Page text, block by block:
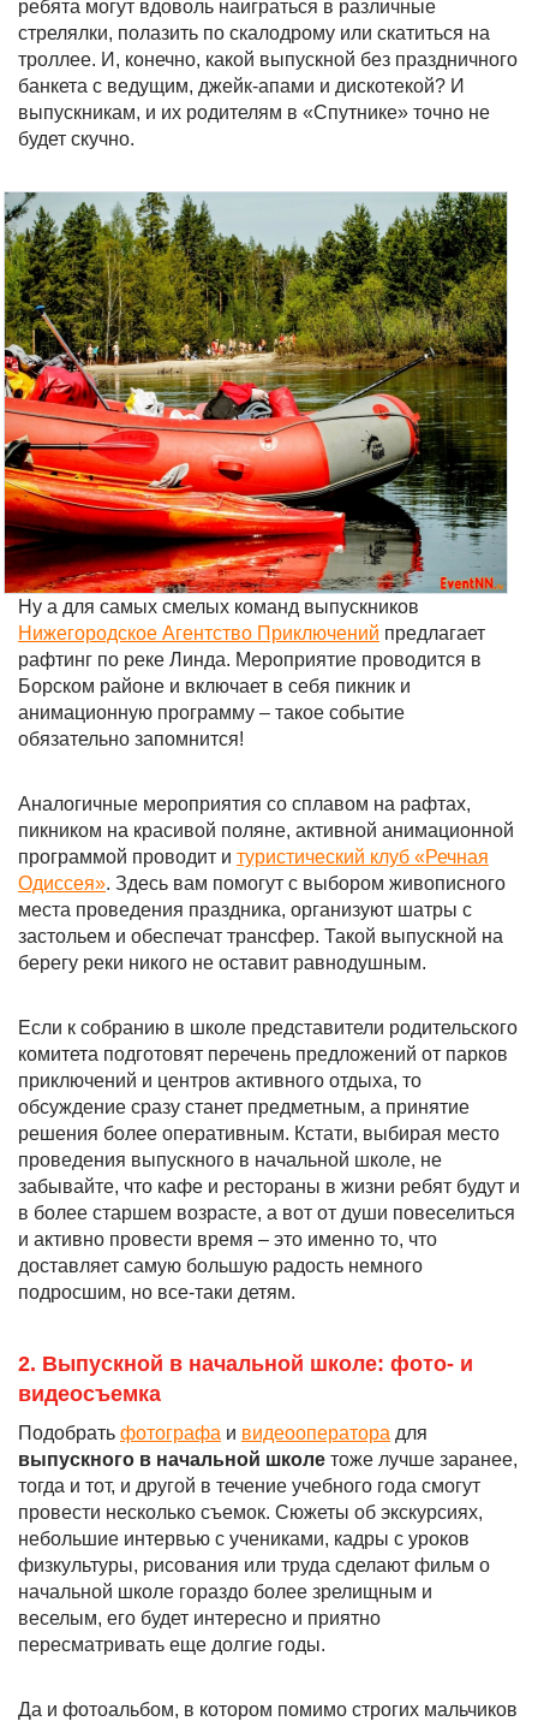
ребята могут вдоволь наиграться в различные
стрелялки, полазить по скалодрому или скатиться на
троллее. И, конечно, какой выпускной без праздничного
банкета с ведущим, джейк-апами и дискотекой? И
выпускникам, и их родителям в «Спутнике» точно не
будет скучно.
Ну а для самых смелых команд выпускников
Нижегородское Агентство Приключений предлагает
рафтинг по реке Линда. Мероприятие проводится в
Борском районе и включает в себя пикник и
анимационную программу – такое событие
обязательно запомнится!
Аналогичные мероприятия со сплавом на рафтах,
пикником на красивой поляне, активной анимационной
программой проводит и туристический клуб «Речная
Одиссея». Здесь вам помогут с выбором живописного
места проведения праздника, организуют шатры с
застольем и обеспечат трансфер. Такой выпускной на
берегу реки никого не оставит равнодушным.
Если к собранию в школе представители родительского
комитета подготовят перечень предложений от парков
приключений и центров активного отдыха, то
обсуждение сразу станет предметным, а принятие
решения более оперативным. Кстати, выбирая место
проведения выпускного в начальной школе, не
забывайте, что кафе и рестораны в жизни ребят будут и
в более старшем возрасте, а вот от души повеселиться
и активно провести время – это именно то, что
доставляет самую большую радость немного
подросшим, но все-таки детям.
2. Выпускной в начальной школе: фото- и
видеосъемка
Подобрать фотографа и видеооператора для
выпускного в начальной школе тоже лучше заранее,
тогда и тот, и другой в течение учебного года смогут
провести несколько съемок. Сюжеты об экскурсиях,
небольшие интервью с учениками, кадры с уроков
физкультуры, рисования или труда сделают фильм о
начальной школе гораздо более зрелищным и
веселым, его будет интересно и приятно
пересматривать еще долгие годы.
Да и фотоальбом, в котором помимо строгих мальчиков